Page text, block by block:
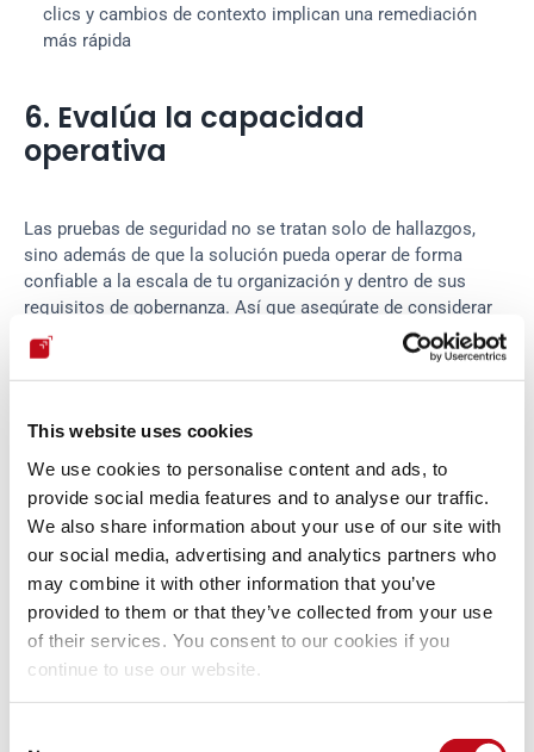
This website uses cookies
We use cookies to personalise content and ads, to
provide social media features and to analyse our traffic.
We also share information about your use of our site with
our social media, advertising and analytics partners who
may combine it with other information that you’ve
provided to them or that they’ve collected from your use
of their services. You consent to our cookies if you
continue to use our website.
clics y cambios de contexto implican una remediación
más rápida
6. Evalúa la capacidad
operativa
Las pruebas de seguridad no se tratan solo de hallazgos,
sino además de que la solución pueda operar de forma
confiable a la escala de tu organización y dentro de sus
requisitos de gobernanza. Así que asegúrate de considerar
lo siguiente:
Escalabilidad: Prueba el comportamiento a medida que
funciona bien con 10 repositorios. ¿Sigue rindiendo igual
con 100, con 1.000? Evalúa el soporte multi-tenant, el
rendimiento bajo escaneos concurrentes y los rate limits
de la API.
Gobernanza y gestión.
Observa cómo la solución maneja
las políticas de seguridad, los flujos de excepciones, el
seguimiento de SLA sobre hallazgos abiertos y las
estrategias de retesteo. ¿Puede ejecutar escaneos
inteligentes e incrementales o cada cambio dispara un
análisis completo? ¿Permite definir políticas para romper
el build que bloqueen el despliegue cuando existan